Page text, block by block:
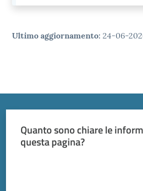
Ultimo aggiornamento: 24-06-
Quanto sono chiare le
questa pagina?